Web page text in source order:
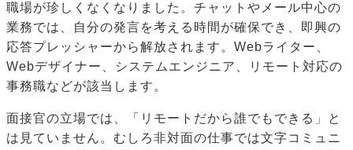
職場が珍しくなくなりました。チャットやメール中心の
業務では、自分の発言を考える時間が確保でき、即興の
応答プレッシャーから解放されます。Webライター、
Webデザイナー、システムエンジニア、リモート対応の
事務職などが該当します。
面接官の立場では、「リモートだから誰でもできる」と
は見ていません。むしろ非対面の仕事では文字コミュニ